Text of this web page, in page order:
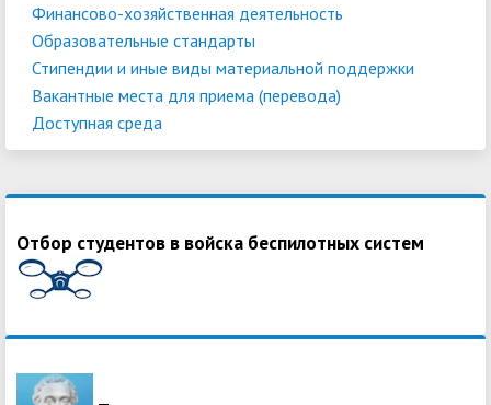
Финансово-хозяйственная деятельность
Образовательные стандарты
Стипендии и иные виды материальной поддержки
Вакантные места для приема (перевода)
Доступная среда
Отбор студентов в войска беспилотных систем